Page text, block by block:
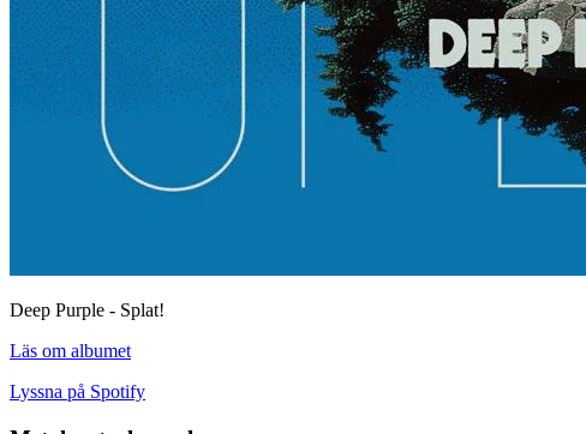
Deep Purple - Splat!
Läs om albumet
Lyssna på Spotify